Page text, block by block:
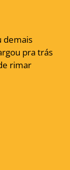
demais
pra trás
rimar